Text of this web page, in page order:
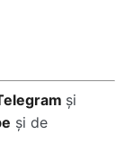
și
și de